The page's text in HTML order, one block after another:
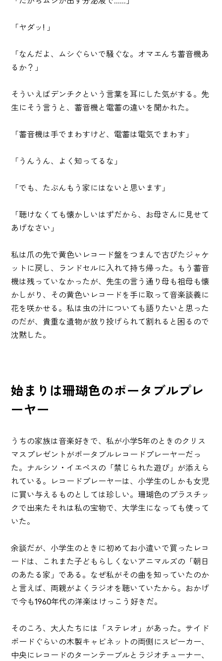
「ヤダッ! 」
「なんだよ、ムシぐらいで騒ぐな。オマエんち蓄音機あ
るか？」
そういえばデンチクという言葉を耳にした気がする。先
生にそう言うと、蓄音機と電蓄の違いを聞かれた。
「蓄音機は手でまわすけど、電蓄は電気でまわす」
「うんうん、よく知ってるな」
「でも、たぶんもう家にはないと思います」
「聴けなくても懐かしいはずだから、お母さんに見せて
あげなさい」
私は爪の先で黄色いレコード盤をつまんで古びたジャケ
ットに戻し、ランドセルに入れて持ち帰った。もう蓄音
機は残っていなかったが、先生の言う通り母も祖母も懐
かしがり、その黄色いレコードを手に取って音楽談義に
花を咲かせる。私は虫の汁についても語りたいと思った
のだが、貴重な遺物が放り投げられて割れると困るので
沈黙した。
始まりは珊瑚色のポータブルプレ
ーヤー
うちの家族は音楽好きで、私が小学5年のときのクリス
マスプレゼントがポータブルレコードプレーヤーだっ
た。ナルシソ・イエペスの「禁じられた遊び」が添えら
れている。レコードプレーヤーは、小学生のしかも女児
に買い与えるものとしては珍しい。珊瑚色のプラスチッ
クで出来たそれは私の宝物で、大学生になっても使って
いた。
余談だが、小学生のときに初めてお小遣いで買ったレコ
ードは、これまた子どもらしくないアニマルズの「朝日
のあたる家」である。なぜ私がその曲を知っていたのか
と言えば、両親がよくラジオを聴いていたから。おかげ
で今も1960年代の洋楽はけっこう好きだ。
そのころ、大人たちには「ステレオ」があった。サイド
ボードぐらいの木製キャビネットの両側にスピーカー、
中央にレコードのターンテーブルとラジオチューナー、